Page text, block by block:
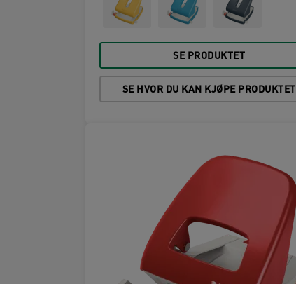
SE PRODUKTET
SE HVOR DU KAN KJØPE PRODUKTET